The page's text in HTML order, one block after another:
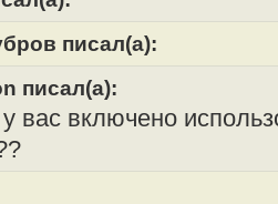
писал(а):
писал(а):
вас включено